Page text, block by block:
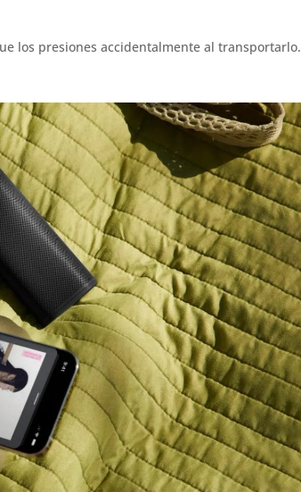
los presiones accidentalmente al transportarlo.